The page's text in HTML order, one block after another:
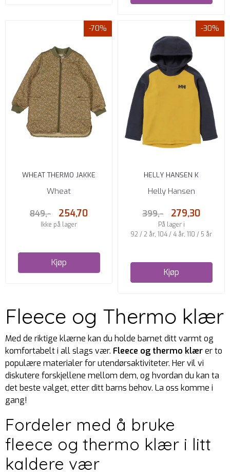
-70%
WHEAT THERMO JAKKE
HELGA CRISP FLOWERS
Wheat
849,- 254,70
Ikke på lager
Kjøp
-30%
HELLY HANSEN K
DAYBREAKER HOOD
Helly Hansen
399,- 279,30
På lager i
92 / 2 år, 104 / 4 år, 110 / 5 år
Kjøp
Fleece og Thermo klær
Med de riktige klærne kan du holde barnet ditt varmt og
komfortabelt i all slags vær. Fleece og thermo klærer to
populære materialer for utendørsaktiviteter. Her vil vi
diskutere forskjellene mellom dem, og hvordan du kan ta
det beste valget, etter ditt barns behov. La oss komme i
gang!
Fordeler med å bruke
fleece og thermo klær i litt
kaldere vær